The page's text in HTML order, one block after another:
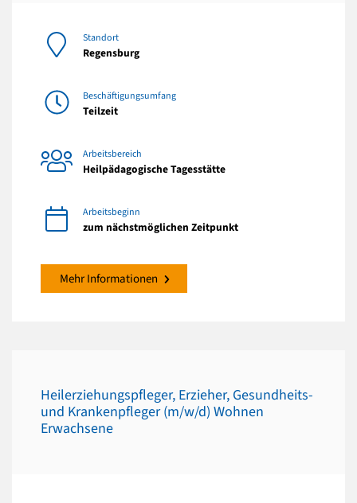
Standort
Regensburg
Beschäftigungsumfang
Teilzeit
Arbeitsbereich
Heilpädagogische Tagesstätte
Arbeitsbeginn
zum nächstmöglichen Zeitpunkt
Mehr Informationen
Heilerziehungspfleger, Erzieher, Gesundheits-
und Krankenpfleger (m/w/d) Wohnen
Erwachsene